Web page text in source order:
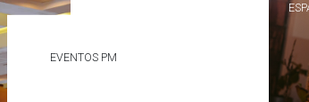
VIDA SOCIAL